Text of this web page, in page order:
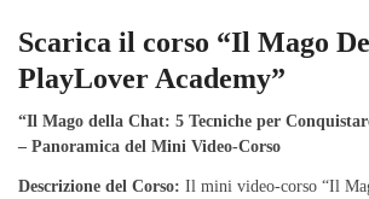
Scarica il corso “Il Mago
PlayLover Academy”
“Il Mago della Chat: 5 Tecniche per
– Panoramica del Mini Video-Corso
Descrizione del Corso: Il mini video-corso “Il